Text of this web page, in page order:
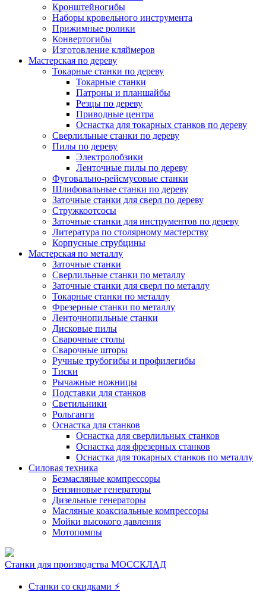
Кронштейногибы
Наборы кровельного инструмента
Прижимные ролики
Конвертогибы
Изготовление кляймеров
Мастерская по дереву
Токарные станки по дереву
Токарные станки
Патроны и планшайбы
Резцы по дереву
Приводные центра
Оснастка для токарных станков по дереву
Сверлильные станки по дереву
Пилы по дереву
Электролобзики
Ленточные пилы по дереву
Фуговально-рейсмусовые станки
Шлифовальные станки по дереву
Заточные станки для сверл по дереву
Стружкоотсосы
Заточные станки для инструментов по дереву
Литература по столярному мастерству
Корпусные струбцины
Мастерская по металлу
Заточные станки
Сверлильные станки по металлу
Заточные станки для сверл по металлу
Токарные станки по металлу
Фрезерные станки по металлу
Ленточнопильные станки
Дисковые пилы
Сварочные столы
Сварочные шторы
Ручные трубогибы и профилегибы
Тиски
Рычажные ножницы
Подставки для станков
Светильники
Рольганги
Оснастка для станков
Оснастка для сверлильных станков
Оснастка для фрезерных станков
Оснастка для токарных станков по металлу
Силовая техника
Безмасляные компрессоры
Бензиновые генераторы
Дизельные генераторы
Масляные коаксиальные компрессоры
Мойки высокого давления
Мотопомпы
Станки для производства МОССКЛАД
Станки со скидками ⚡